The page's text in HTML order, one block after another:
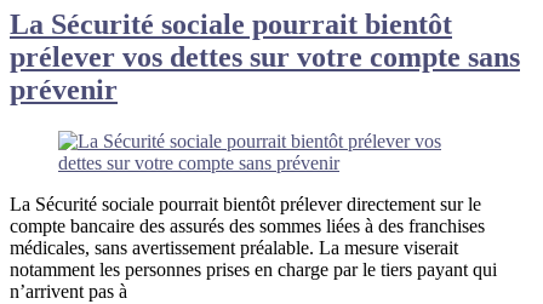
La Sécurité sociale pourrait bientôt
prélever vos dettes sur votre compte sans
prévenir
La Sécurité sociale pourrait bientôt prélever directement sur le
compte bancaire des assurés des sommes liées à des franchises
médicales, sans avertissement préalable. La mesure viserait
notamment les personnes prises en charge par le tiers payant qui
n’arrivent pas à